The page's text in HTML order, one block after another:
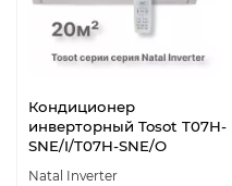
Кондиционер
инверторный Tosot T07H-
SNE/I/T07H-SNE/O
Natal Inverter